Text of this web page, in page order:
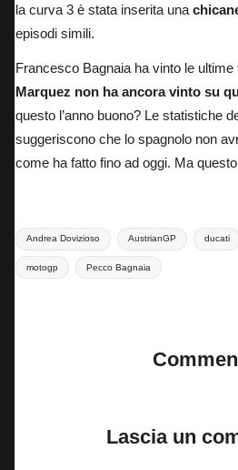
la curva 3 è stata inserita una
episodi simili.
Francesco Bagnaia ha vinto le
Marquez non ha ancora vinto su
questo l’anno buono? Le statistiche
suggeriscono che lo spagnolo non
come ha fatto fino ad oggi. Ma
Tags:
Andrea Dovizioso AustrianGP ducati
motogp Pecco Bagnaia
Lascia un